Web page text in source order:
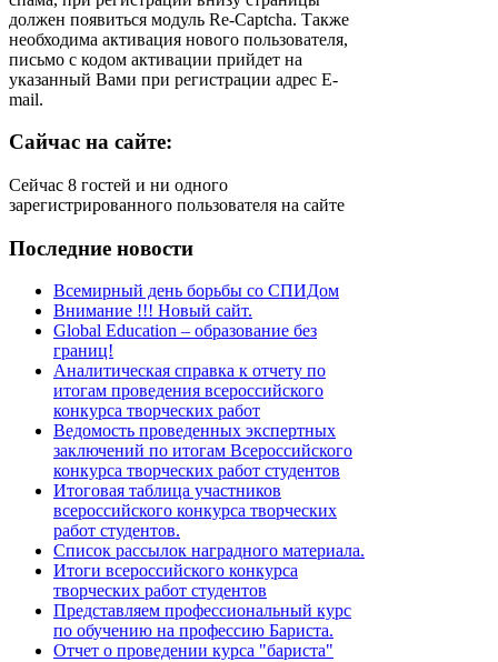
должен появиться модуль Re-Captcha. Также
необходима активация нового пользователя,
письмо с кодом активации прийдет на
указанный Вами при регистрации адрес E-
mail.
Сайчас на сайте:
Сейчас 8 гостей и ни одного
зарегистрированного пользователя на сайте
Последние новости
Всемирный день борьбы со СПИДом
Внимание !!! Новый сайт.
Global Education – образование без
границ!
Аналитическая справка к отчету по
итогам проведения всероссийского
конкурса творческих работ
Ведомость проведенных экспертных
заключений по итогам Всероссийского
конкурса творческих работ студентов
Итоговая таблица участников
всероссийского конкурса творческих
работ студентов.
Список рассылок наградного материала.
Итоги всероссийского конкурса
творческих работ студентов
Представляем профессиональный курс
по обучению на профессию Бариста.
Отчет о проведении курса "бариста"